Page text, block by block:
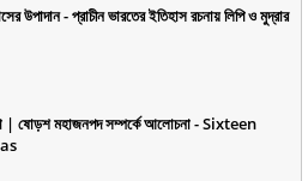
উপাদান - প্রাচীন ভারতের ইতিহাস রচনায় লিপি ও মুদ্রার
| ষোড়শ মহাজনপদ সম্পর্কে আলোচনা - Sixteen